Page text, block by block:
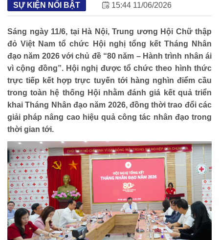
SỰ KIỆN NỔI BẬT 15:44 11/06/2026
Sáng ngày 11/6, tại Hà Nội, Trung ương Hội Chữ thập
đỏ Việt Nam tổ chức Hội nghị tổng kết Tháng Nhân
đạo năm 2026 với chủ đề “80 năm – Hành trình nhân ái
vì cộng đồng”. Hội nghị được tổ chức theo hình thức
trực tiếp kết hợp trực tuyến tới hàng nghìn điểm cầu
trong toàn hệ thống Hội nhằm đánh giá kết quả triển
khai Tháng Nhân đạo năm 2026, đồng thời trao đổi các
giải pháp nâng cao hiệu quả công tác nhân đạo trong
thời gian tới.